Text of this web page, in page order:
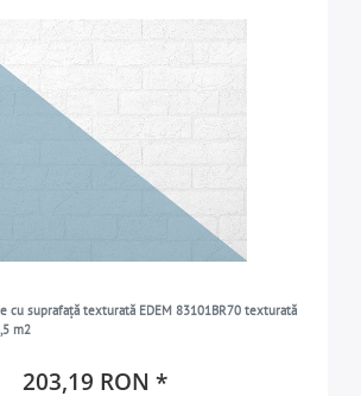
cu suprafață texturată EDEM 83101BR70 texturată
m2
203,19 RON *